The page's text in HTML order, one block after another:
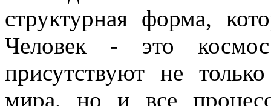
структурная форма,
Человек - это
присутствуют не
мира, но и все